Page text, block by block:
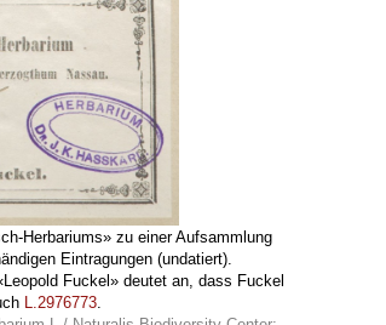
Herbariums» zu einer Aufsammlung
Eintragungen (undatiert).
Fuckel» deutet an, dass Fuckel
L.2976773